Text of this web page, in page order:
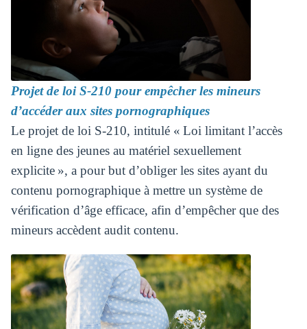
Projet de loi S-210 pour empêcher les mineurs
d’accéder aux sites pornographiques
Le projet de loi S-210, intitulé « Loi limitant l’accès
en ligne des jeunes au matériel sexuellement
explicite », a pour but d’obliger les sites ayant du
contenu pornographique à mettre un système de
vérification d’âge efficace, afin d’empêcher que des
mineurs accèdent audit contenu.